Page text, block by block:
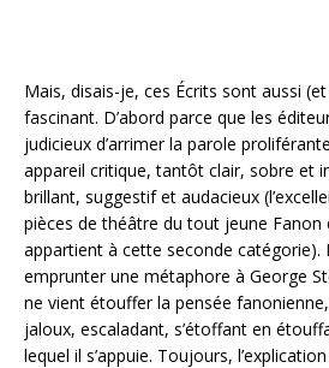
Mais, disais-je, ces Écrits sont aussi
fascinant. D’abord parce que les
judicieux d’arrimer la parole
appareil critique, tantôt clair, sobre et
brillant, suggestif et audacieux
pièces de théâtre du tout jeune Fanon
appartient à cette seconde catégorie).
emprunter une métaphore à George
ne vient étouffer la pensée
jaloux, escaladant, s’étoffant en
lequel il s’appuie. Toujours,